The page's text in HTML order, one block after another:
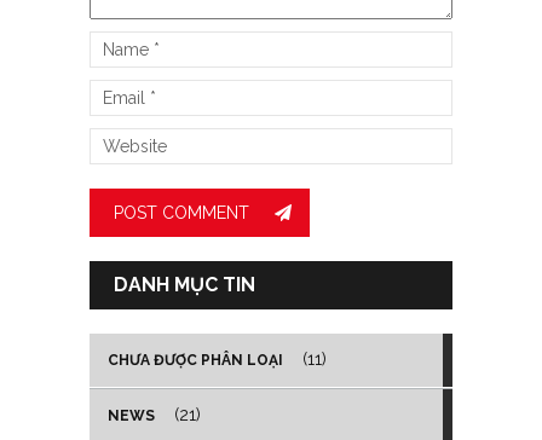
DANH MỤC TIN
CHƯA ĐƯỢC PHÂN LOẠI (11)
NEWS (21)